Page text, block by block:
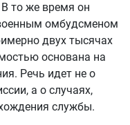
то же время он
омбудсменом
двух тысячах
основана на
Речь идет не о
а о случаях,
службы.